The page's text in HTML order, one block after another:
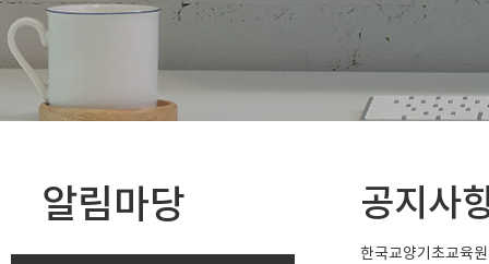
알림마당 공지사
한국교양기초교육